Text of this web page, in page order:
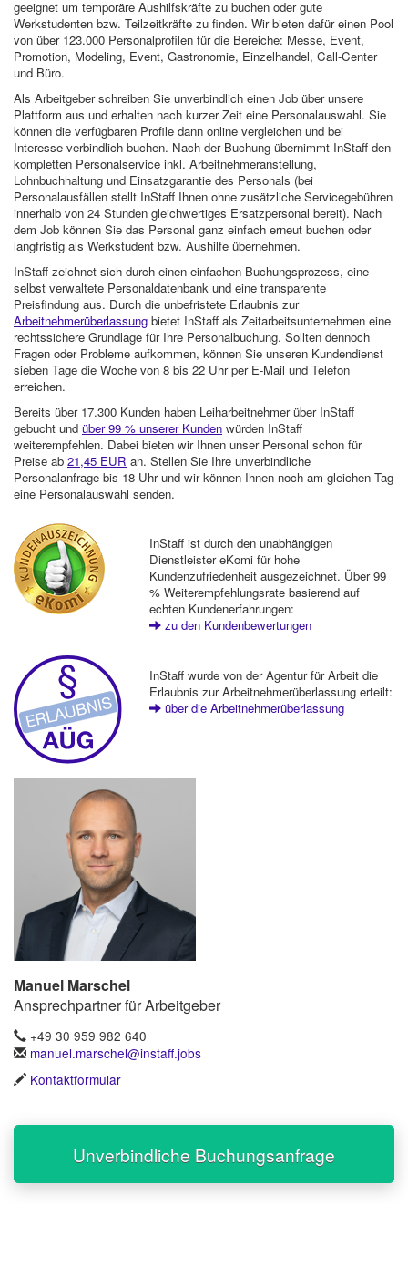
geeignet um temporäre Aushilfskräfte zu buchen oder gute
Werkstudenten bzw. Teilzeitkräfte zu finden. Wir bieten dafür einen Pool
von über 123.000 Personalprofilen für die Bereiche: Messe, Event,
Promotion, Modeling, Event, Gastronomie, Einzelhandel, Call-Center
und Büro.
Als Arbeitgeber schreiben Sie unverbindlich einen Job über unsere
Plattform aus und erhalten nach kurzer Zeit eine Personalauswahl. Sie
können die verfügbaren Profile dann online vergleichen und bei
Interesse verbindlich buchen. Nach der Buchung übernimmt InStaff den
kompletten Personalservice inkl. Arbeitnehmeranstellung,
Lohnbuchhaltung und Einsatzgarantie des Personals (bei
Personalausfällen stellt InStaff Ihnen ohne zusätzliche Servicegebühren
innerhalb von 24 Stunden gleichwertiges Ersatzpersonal bereit). Nach
dem Job können Sie das Personal ganz einfach erneut buchen oder
langfristig als Werkstudent bzw. Aushilfe übernehmen.
InStaff zeichnet sich durch einen einfachen Buchungsprozess, eine
selbst verwaltete Personaldatenbank und eine transparente
Preisfindung aus. Durch die unbefristete Erlaubnis zur
Arbeitnehmerüberlassung bietet InStaff als Zeitarbeitsunternehmen eine
rechtssichere Grundlage für Ihre Personalbuchung. Sollten dennoch
Fragen oder Probleme aufkommen, können Sie unseren Kundendienst
sieben Tage die Woche von 8 bis 22 Uhr per E-Mail und Telefon
erreichen.
Bereits über 17.300 Kunden haben Leiharbeitnehmer über InStaff
gebucht und über 99 % unserer Kunden würden InStaff
weiterempfehlen. Dabei bieten wir Ihnen unser Personal schon für
Preise ab 21,45 EUR an. Stellen Sie Ihre unverbindliche
Personalanfrage bis 18 Uhr und wir können Ihnen noch am gleichen Tag
eine Personalauswahl senden.
InStaff ist durch den unabhängigen
Dienstleister eKomi für hohe
Kundenzufriedenheit ausgezeichnet. Über 99
% Weiterempfehlungsrate basierend auf
echten Kundenerfahrungen:
zu den Kundenbewertungen
InStaff wurde von der Agentur für Arbeit die
Erlaubnis zur Arbeitnehmerüberlassung erteilt:
über die Arbeitnehmerüberlassung
Manuel Marschel
Ansprechpartner für Arbeitgeber
+49 30 959 982 640
manuel.marschel@instaff.jobs
Kontaktformular
Unverbindliche Buchungsanfrage